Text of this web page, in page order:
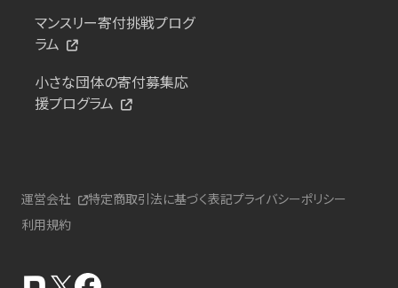
マンスリー寄付挑戦プログ
ラム
小さな団体の寄付募集応
援プログラム
運営会社 特定商取引法に基づく表記プライバシーポリシー
利用規約